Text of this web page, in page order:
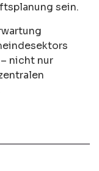
sein.
nicht nur